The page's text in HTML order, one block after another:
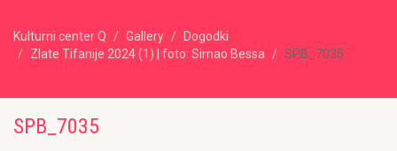
Kulturni center Q Gallery
Dogodki
Zlate Tifanije 2024 (1) | foto: Simao Bessa
SPB_7035
SPB_7035